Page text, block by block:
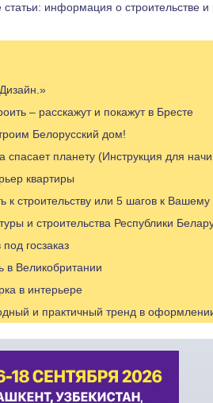
информация о строительстве
– расскажут и покажут в Бресте
Белорусский дом!
спасает планету (Инструкция для
квартиры
к строительству или 5 шагов к
и строительства Республики
госзаказ
в Великобритании
в интерьере
и практичный тренд в